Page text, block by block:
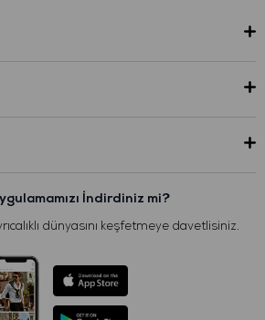
İndirdiniz mi?
dünyasını keşfetmeye davetlisiniz.